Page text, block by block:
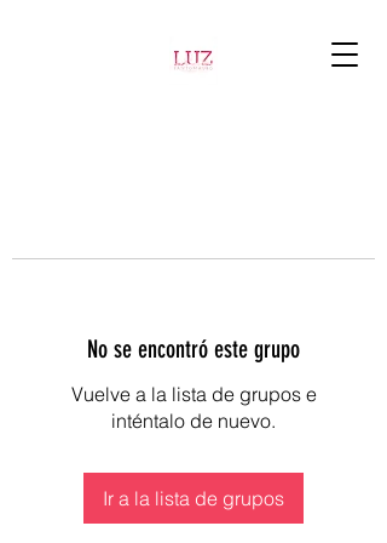
No se encontró este grupo
Vuelve a la lista de grupos e
inténtalo de nuevo.
Ir a la lista de grupos